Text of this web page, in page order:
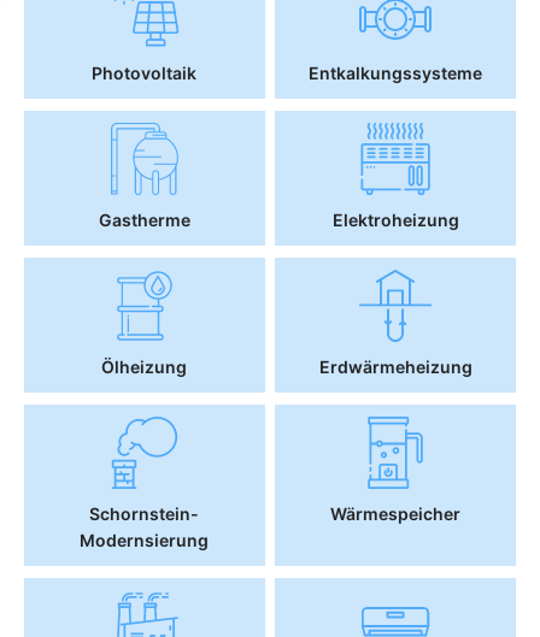
Photovoltaik Entkalkungssysteme
Gastherme Elektroheizung
Ölheizung Erdwärmeheizung
Schornstein-
Modernsierung
Wärmespeicher